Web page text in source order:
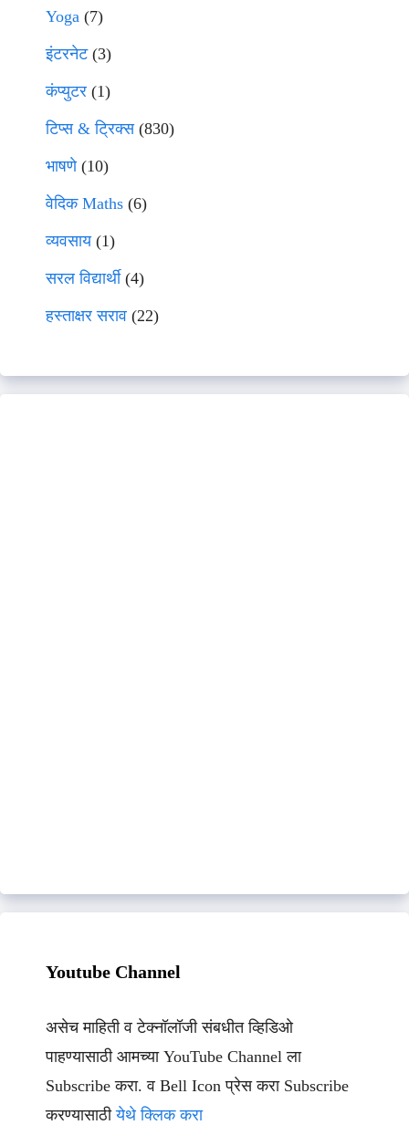
Yoga (7)
इंटरनेट(3)
कंप्युटर (1)
टिप्स & ट्रिक्स(830)
भाषणे(10)
वेदिक Maths (6)
व्यवसाय(1)
सरल विद्यार्थी(4)
हस्ताक्षर सराव (22)
Youtube Channel
असेच माहिती व टेक्नॉलॉजी संबधीत व्हिडिओ
पाहण्यासाठी आमच्या YouTube Channel ला
Subscribe करा. व Bell Icon प्रेस करा Subscribe
करण्यासाठीयेथे क्लिक करा